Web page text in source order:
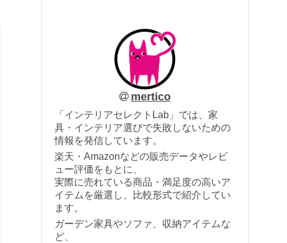
mertico
「インテリアセレクトLab」では、家
具・インテリア選びで失敗しないための
情報を発信しています。
楽天・Amazonなどの販売データやレビ
ュー評価をもとに、
実際に売れている商品・満足度の高いア
イテムを厳選し、比較形式で紹介してい
ます。
ガーデン家具やソファ、収納アイテムな
ど、